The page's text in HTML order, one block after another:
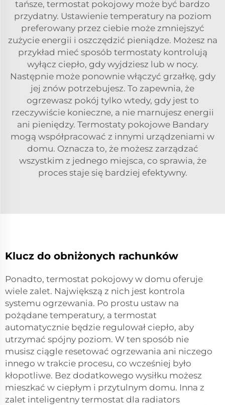
tańsze, termostat pokojowy może być bardzo
przydatny. Ustawienie temperatury na poziom
preferowany przez ciebie może zmniejszyć
zużycie energii i oszczędzić pieniądze. Możesz na
przykład mieć sposób termostaty kontrolują
wyłącz ciepło, gdy wyjdziesz lub w nocy.
Następnie może ponownie włączyć grzałkę, gdy
jej znów potrzebujesz. To zapewnia, że
ogrzewasz pokój tylko wtedy, gdy jest to
rzeczywiście konieczne, a nie marnujesz energii
ani pieniędzy. Termostaty pokojowe Bandary
mogą współpracować z innymi urządzeniami w
domu. Oznacza to, że możesz zarządzać
wszystkim z jednego miejsca, co sprawia, że
proces staje się bardziej efektywny.
Klucz do obniżonych rachunków
Ponadto, termostat pokojowy w domu oferuje
wiele zalet. Największą z nich jest kontrola
systemu ogrzewania. Po prostu ustaw na
pożądane temperatury, a termostat
automatycznie będzie regulował ciepło, aby
utrzymać spójny poziom. W ten sposób nie
musisz ciągle resetować ogrzewania ani niczego
innego w trakcie procesu, co wcześniej było
kłopotliwe. Bez dodatkowego wysiłku możesz
mieszkać w ciepłym i przytulnym domu. Inna z
zalet inteligentny termostat dla radiators